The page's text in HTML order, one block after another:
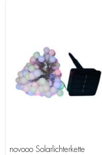
novooo Solarlichterkette